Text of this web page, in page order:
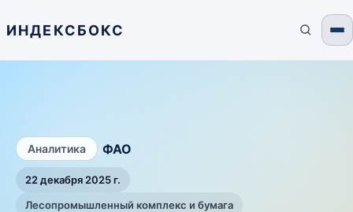
ИНДЕКСБОКС
Аналитика ФАО
22 декабря 2025 г.
Лесопромышленный комплекс и бумага